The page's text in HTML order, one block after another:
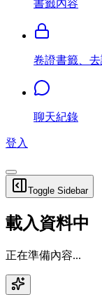
書籤內容
卷證書籤、
聊天紀錄
登入
Toggle Sidebar
載入資料中
正在準備內容...